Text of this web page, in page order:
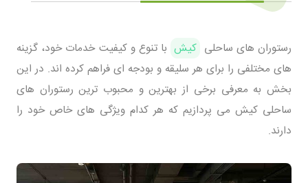
رستوران های ساحلی کیش با تنوع و کیفیت خدمات خود، گزینه
های مختلفی را برای هر سلیقه و بودجه ای فراهم کرده اند. در این
بخش به معرفی برخی از بهترین و محبوب ترین رستوران های
ساحلی کیش می پردازیم که هر کدام ویژگی های خاص خود را
دارند.